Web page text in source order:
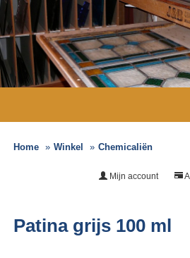
Home Winkel Chemicaliën
Mijn account
Patina grijs 100 ml